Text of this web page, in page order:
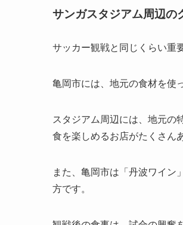
サンガスタジアム周辺の
サッカー観戦と同じくらい重
亀岡市には、地元の食材を使
スタジアム周辺には、地元の
食を楽しめるお店がたくさん
また、亀岡市は「丹波ワイン
方です。